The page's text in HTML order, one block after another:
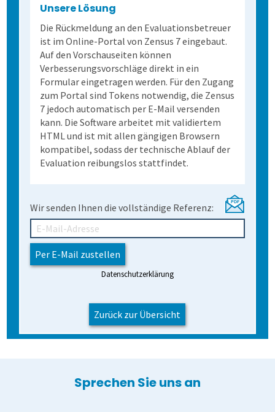
Unsere Lösung
Die Rückmeldung an den Evaluationsbetreuer
ist im Online-Portal von Zensus 7 eingebaut.
Auf den Vorschauseiten können
Verbesserungsvorschläge direkt in ein
Formular eingetragen werden. Für den Zugang
zum Portal sind Tokens notwendig, die Zensus
7 jedoch automatisch per E-Mail versenden
kann. Die Software arbeitet mit validiertem
HTML und ist mit allen gängigen Browsern
kompatibel, sodass der technische Ablauf der
Evaluation reibungslos stattfindet.
Wir senden Ihnen die vollständige Referenz:
Datenschutzerklärung
Zurück zur Übersicht
Sprechen Sie uns an